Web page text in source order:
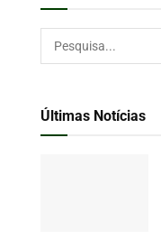
Últimas Notícias